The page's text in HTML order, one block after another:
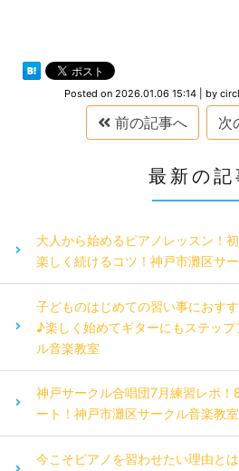
Posted on 2026.01.06 15:14 by
前の記事へ 次
最新の記
大人から始めるピアノレッスン！
楽しく続けるコツ！神戸市灘区サ
子どものはじめての習い事におす
♪楽しく始めてギターにもステッ
ル音楽教室
神戸サークル合唱団7月練習レポ
ート！神戸市灘区サークル音楽教室
今こそピアノを習わせたい理由と